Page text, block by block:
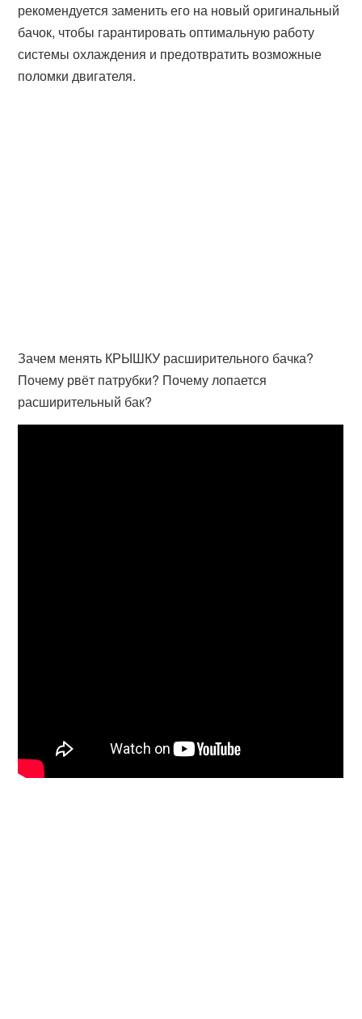
рекомендуется заменить его на новый оригинальный
бачок, чтобы гарантировать оптимальную работу
системы охлаждения и предотвратить возможные
поломки двигателя.
Зачем менять КРЫШКУ расширительного бачка?
Почему рвёт патрубки? Почему лопается
расширительный бак?